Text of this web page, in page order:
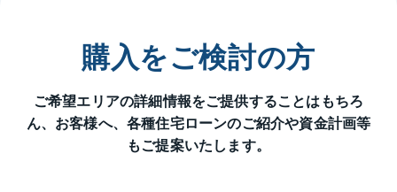
購入をご検討の方
ご希望エリアの詳細情報をご提供することはもちろ
ん、 お客様へ、各種住宅ローンのご紹介や資金計画等
もご提案いたします。